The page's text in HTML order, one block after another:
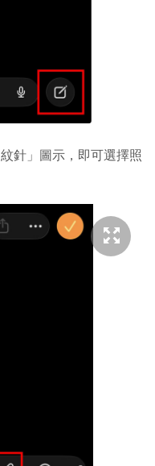
針」圖示，即可選擇照